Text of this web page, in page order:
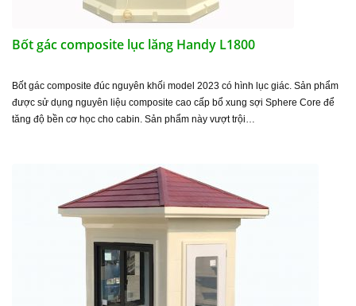
Bốt gác composite lục lăng Handy L1800
Bốt gác composite đúc nguyên khối model 2023 có hình lục giác. Sản phẩm
được sử dụng nguyên liệu composite cao cấp bổ xung sợi Sphere Core để
tăng độ bền cơ học cho cabin. Sản phẩm này vượt trội…